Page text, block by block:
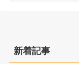
新着記事